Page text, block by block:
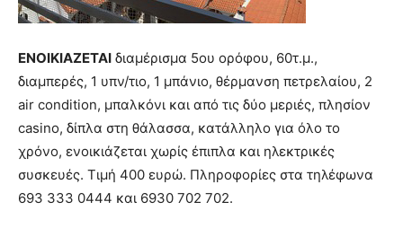
ΕΝΟΙΚΙΑΖΕΤΑΙ διαμέρισμα 5ου ορόφου, 60τ.μ.,
διαμπερές, 1 υπν/τιο, 1 μπάνιο, θέρμανση πετρελαίου, 2
air condition, μπαλκόνι και από τις δύο μεριές, πλησίον
casino, δίπλα στη θάλασσα, κατάλληλο για όλο το
χρόνο, ενοικιάζεται χωρίς έπιπλα και ηλεκτρικές
συσκευές. Τιμή 400 ευρώ. Πληροφορίες στα τηλέφωνα
693 333 0444 και 6930 702 702.